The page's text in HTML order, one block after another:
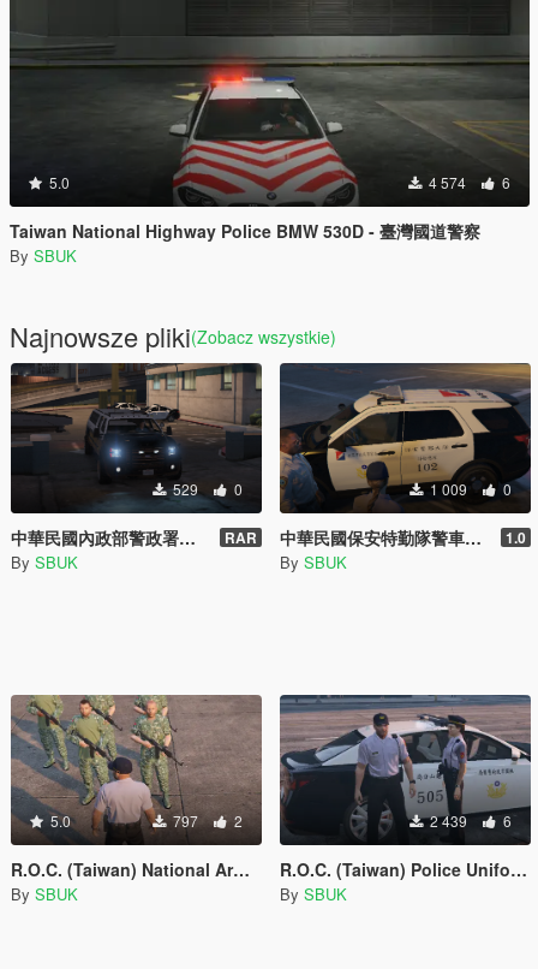
5.0 4 574 6
Taiwan National Highway Police BMW 530D - 臺灣國道警察
By SBUK
Najnowsze pliki(Zobacz wszystkie)
529 0
中華民國內政部警政署警備車POLICE RAR
By SBUK
1 009 0
中華民國保安特勤隊警車ROC 1.0
By SBUK
5.0 797 2
R.O.C. (Taiwan) National Army Digital Camo - 中華民國(國軍特戰)台灣新版數位迷彩
By SBUK
2 439 6
R.O.C. (Taiwan) Police Uniforms - 中華民國(臺灣女警)警帽包
By SBUK